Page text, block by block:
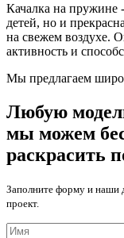
Качалка на пружине
детей, но и
на свежем воздухе.
активность и
Мы предлагаем
Любую
мы можем
раскрасить
Заполните форму и наши
проект.